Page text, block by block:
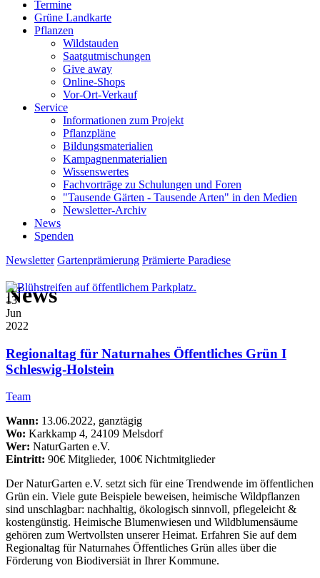
Termine
Grüne Landkarte
Pflanzen
Wildstauden
Saatgutmischungen
Give away
Online-Shops
Vor-Ort-Verkauf
Service
Informationen zum Projekt
Pflanzpläne
Bildungsmaterialien
Kampagnenmaterialien
Wissenswertes
Fachvorträge zu Schulungen und Foren
"Tausende Gärten - Tausende Arten" in den Medien
Newsletter-Archiv
News
Spenden
Newsletter Gartenprämierung Prämierte Paradiese
News
13
Jun
2022
Regionaltag für Naturnahes Öffentliches Grün I
Schleswig-Holstein
Team
Wann: 13.06.2022, ganztägig
Wo: Karkkamp 4, 24109 Melsdorf
Wer: NaturGarten e.V.
Eintritt: 90€ Mitglieder, 100€ Nichtmitglieder
Der NaturGarten e.V. setzt sich für eine Trendwende im öffentlichen
Grün ein. Viele gute Beispiele beweisen, heimische Wildpflanzen
sind unschlagbar: nachhaltig, ökologisch sinnvoll, pflegeleicht &
kostengünstig. Heimische Blumenwiesen und Wildblumensäume
gehören zum Wertvollsten unserer Heimat. Erfahren Sie auf dem
Regionaltag für Naturnahes Öffentliches Grün alles über die
Förderung von Biodiversiät in Ihrer Kommune.